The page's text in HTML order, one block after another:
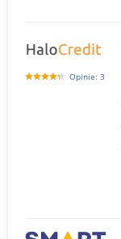
Opinie: 3